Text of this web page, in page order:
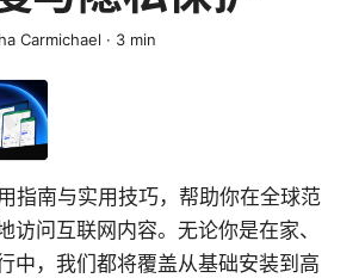
Carmichael · 3 min
指南与实用技巧，帮助你在全球范
访问互联网内容。无论你是在家、
中，我们都将覆盖从基础安装到高